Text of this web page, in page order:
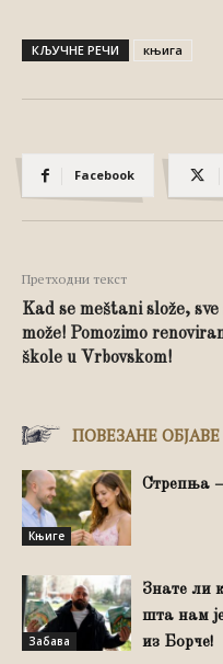
КЉУЧНЕ РЕЧИ књига
Facebook
Претходни текст
Kad se meštani slože, sve
može! Pomozimo
škole u Vrbovskom!
ПОВЕЗАНЕ ОБЈАВЕ
Књиге
Стрепња
Забава
Знате ли
шта нам
из Борче!